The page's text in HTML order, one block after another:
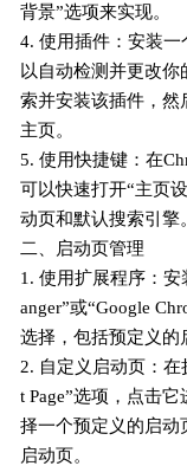
背景”选项来实现。
4. 使用插件：安装一
以自动检测并更改你
索并安装该插件，然
主页。
5. 使用快捷键：在
可以快速打开“主页
动页和默认搜索引擎
二、启动页管理
1. 使用扩展程序：安
anger”或“Google
选择，包括预定义的
2. 自定义启动页：在
t Page”选项，点击
择一个预定义的启动
启动页。